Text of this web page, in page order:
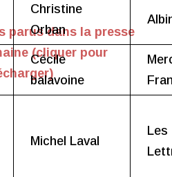
parus dans la presse
(cliquer pour
Christine
Orban
Cécile
balavoine
Michel Laval
Les